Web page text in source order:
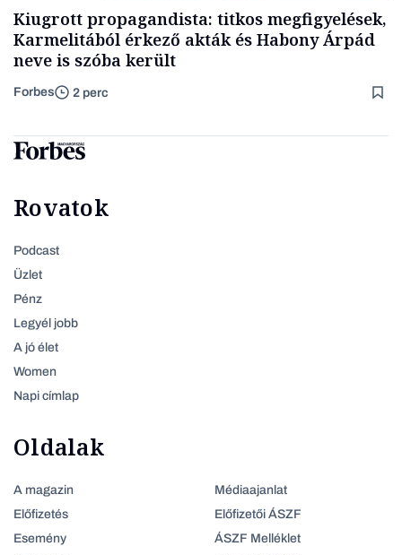
Kiugrott propagandista: titkos megfigyelések,
Karmelitából érkező akták és Habony Árpád
neve is szóba került
Forbes 2 perc
Rovatok
Podcast
Üzlet
Pénz
Legyél jobb
A jó élet
Women
Napi címlap
Oldalak
A magazin
Előfizetés
Esemény
Médiaajanlat
Előfizetői ÁSZF
ÁSZF Melléklet